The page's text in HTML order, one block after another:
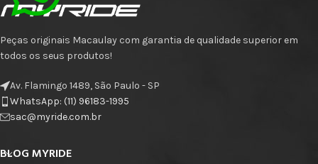
Peças originais Macaulay com garantia de qualidade superior em
todos os seus produtos!
Av. Flamingo 1489, São Paulo - SP
WhatsApp: (11) 96183-1995
sac@myride.com.br
BLOG MYRIDE